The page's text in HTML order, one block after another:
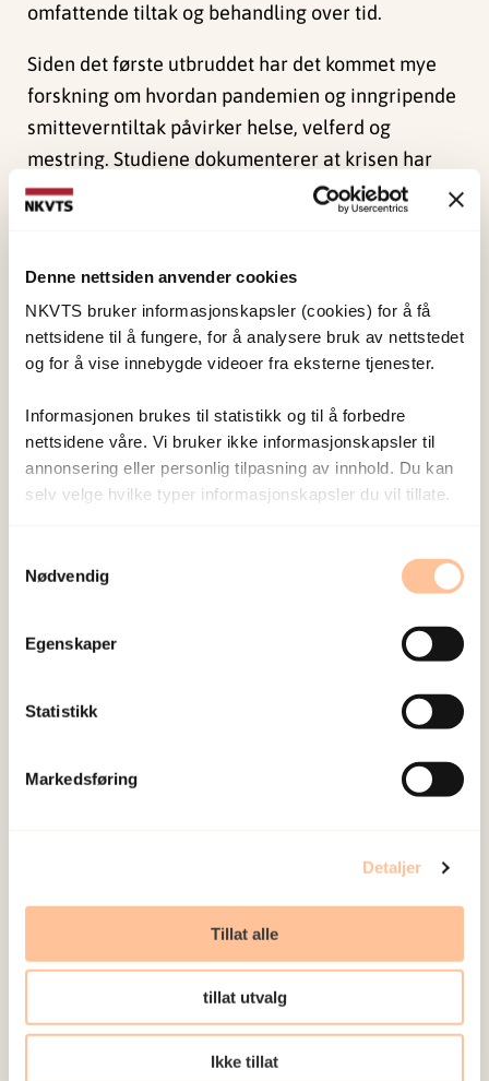
Denne nettsiden anvender cookies
NKVTS bruker informasjonskapsler (cookies) for å få
nettsidene til å fungere, for å analysere bruk av nettstedet
og for å vise innebygde videoer fra eksterne tjenester.
Informasjonen brukes til statistikk og til å forbedre
nettsidene våre. Vi bruker ikke informasjonskapsler til
annonsering eller personlig tilpasning av innhold. Du kan
selv velge hvilke typer informasjonskapsler du vil tillate.
Nødvendig
Egenskaper
Statistikk
Markedsføring
Detaljer
Tillat alle
tillat utvalg
Ikke tillat
omfattende tiltak og behandling over tid.
Siden det første utbruddet har det kommet mye
forskning om hvordan pandemien og inngripende
smitteverntiltak påvirker helse, velferd og
mestring. Studiene dokumenterer at krisen har
ført til økt stress og psykiske helseplager i
På disse sidene har vi samlet råd til befolkningen
generelt, og til helsemyndigheter, om hvilke tiltak
som kan være gode for å takle hverdagen i en
Se også:Koronabiblioteket over forskningsbasert
kunnskap rundt psykososiale forhold og sårbare
Innholdet på denne siden ble utarbeidet våren
2020. Noe av informasjonen kan være utdatert.